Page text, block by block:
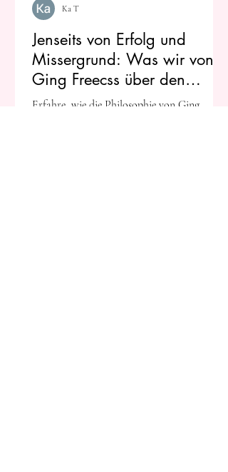
Jenseits von Erfolg und
Missergrund: Was wir von
Ging Freecss über den
wahren Wert des Weges
Erfahre, wie die Philosophie von Ging
Ka T